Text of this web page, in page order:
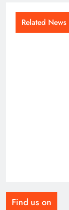
Related News
Find us on